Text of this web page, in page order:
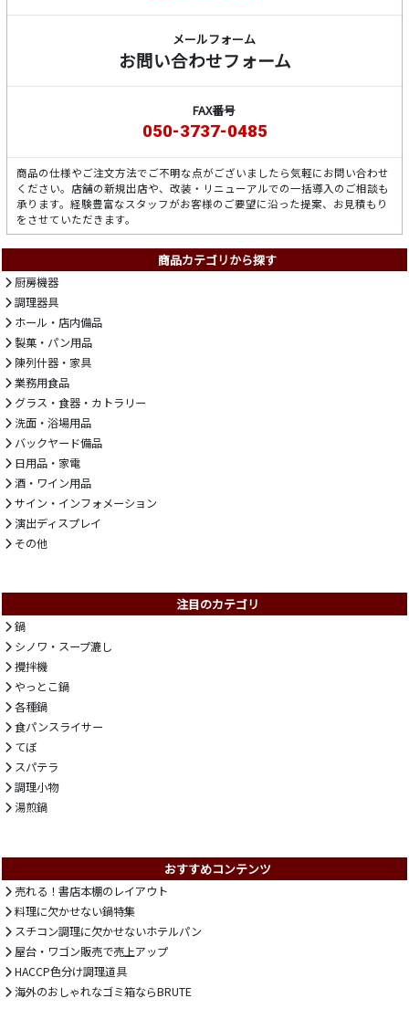
メールフォーム
お問い合わせフォーム
FAX番号
050-3737-0485
商品の仕様やご注文方法でご不明な点がございましたら気軽にお問い合わせ
ください。店舗の新規出店や、改装・リニューアルでの一括導入のご相談も
承ります。経験豊富なスタッフがお客様のご要望に沿った提案、お見積もり
をさせていただきます。
商品カテゴリから探す
厨房機器
調理器具
ホール・店内備品
製菓・パン用品
陳列什器・家具
業務用食品
グラス・食器・カトラリー
洗面・浴場用品
バックヤード備品
日用品・家電
酒・ワイン用品
サイン・インフォメーション
演出ディスプレイ
その他
注目のカテゴリ
鍋
シノワ・スープ漉し
攪拌機
やっとこ鍋
各種鍋
食パンスライサー
てぼ
スパテラ
調理小物
湯煎鍋
おすすめコンテンツ
売れる！書店本棚のレイアウト
料理に欠かせない鍋特集
スチコン調理に欠かせないホテルパン
屋台・ワゴン販売で売上アップ
HACCP色分け調理道具
海外のおしゃれなゴミ箱ならBRUTE